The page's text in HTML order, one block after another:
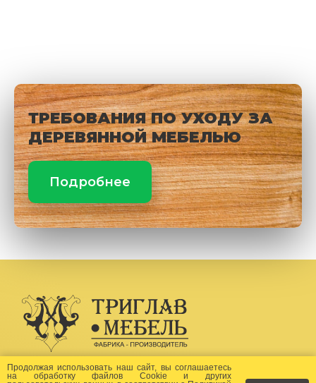
ТРЕБОВАНИЯ ПО УХОДУ ЗА
ДЕРЕВЯННОЙ МЕБЕЛЬЮ
Подробнее
Создание сайта - Бихайв
Продолжая использовать наш сайт, вы соглашаетесь
на обработку файлов Сookie и других